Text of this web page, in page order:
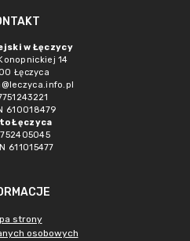
w Łęczycy
14
Łęczyca
610018479
Łęczyca
611015477
strony
osobowych